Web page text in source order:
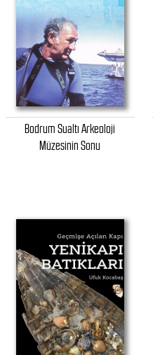
Bodrum Sualtı Arkeoloji
Müzesinin Sonu